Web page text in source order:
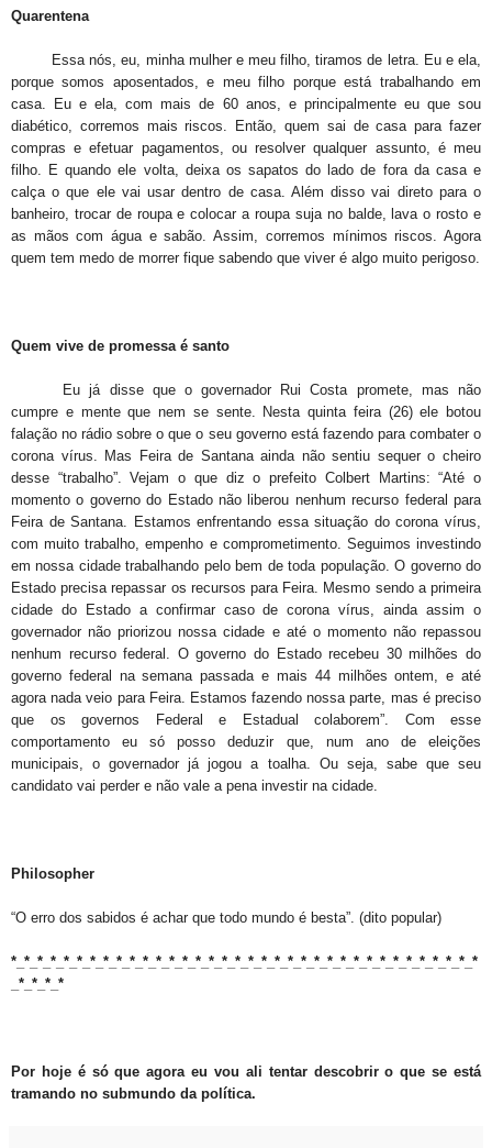
Quarentena
Essa nós, eu, minha mulher e meu filho, tiramos de letra. Eu e ela,
porque somos aposentados, e meu filho porque está trabalhando em
casa. Eu e ela, com mais de 60 anos, e principalmente eu que sou
diabético, corremos mais riscos. Então, quem sai de casa para fazer
compras e efetuar pagamentos, ou resolver qualquer assunto, é meu
filho. E quando ele volta, deixa os sapatos do lado de fora da casa e
calça o que ele vai usar dentro de casa. Além disso vai direto para o
banheiro, trocar de roupa e colocar a roupa suja no balde, lava o rosto e
as mãos com água e sabão. Assim, corremos mínimos riscos. Agora
quem tem medo de morrer fique sabendo que viver é algo muito perigoso.
Quem vive de promessa é santo
Eu já disse que o governador Rui Costa promete, mas não
cumpre e mente que nem se sente. Nesta quinta feira (26) ele botou
falação no rádio sobre o que o seu governo está fazendo para combater o
corona vírus. Mas Feira de Santana ainda não sentiu sequer o cheiro
desse “trabalho”. Vejam o que diz o prefeito Colbert Martins: “Até o
momento o governo do Estado não liberou nenhum recurso federal para
Feira de Santana. Estamos enfrentando essa situação do corona vírus,
com muito trabalho, empenho e comprometimento. Seguimos investindo
em nossa cidade trabalhando pelo bem de toda população. O governo do
Estado precisa repassar os recursos para Feira. Mesmo sendo a primeira
cidade do Estado a confirmar caso de corona vírus, ainda assim o
governador não priorizou nossa cidade e até o momento não repassou
nenhum recurso federal. O governo do Estado recebeu 30 milhões do
governo federal na semana passada e mais 44 milhões ontem, e até
agora nada veio para Feira. Estamos fazendo nossa parte, mas é preciso
que os governos Federal e Estadual colaborem”. Com esse
comportamento eu só posso deduzir que, num ano de eleições
municipais, o governador já jogou a toalha. Ou seja, sabe que seu
candidato vai perder e não vale a pena investir na cidade.
Philosopher
“O erro dos sabidos é achar que todo mundo é besta”. (dito popular)
*_*_*_*_*_*_*_*_*_*_*_*_*_*_*_*_*_*_*_*_*_*_*_*_*_*_*_*_*_*_*_*_*_*_*_*
_*_*_*_*
Por hoje é só que agora eu vou ali tentar descobrir o que se está
tramando no submundo da política.